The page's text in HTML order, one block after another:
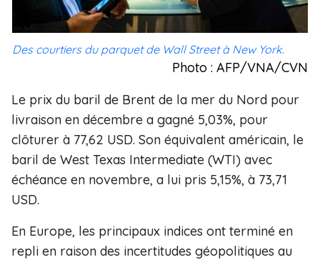
Des courtiers du parquet de Wall Street à New York.
Photo : AFP/VNA/CVN
Le prix du baril de Brent de la mer du Nord pour
livraison en décembre a gagné 5,03%, pour
clôturer à 77,62 USD. Son équivalent américain, le
baril de West Texas Intermediate (WTI) avec
échéance en novembre, a lui pris 5,15%, à 73,71
USD.
En Europe, les principaux indices ont terminé en
repli en raison des incertitudes géopolitiques au